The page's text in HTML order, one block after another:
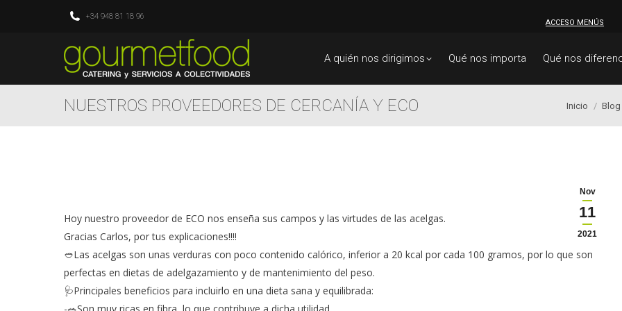
+34 948 81 18 96
ACCESO MENÚS
A quién nos dirigimos Qué nos importa Qué nos
NUESTROS PROVEEDORES DE CERCANÍA Y ECO Estás aquí:
Inicio
Nov
11
2021
Hoy nuestro proveedor de ECO nos enseña sus campos y las virtudes de las acelgas.
Gracias Carlos, por tus explicaciones!!!!
🥙Las acelgas son unas verduras con poco contenido calórico, inferior a 20 kcal por cada 100 gramos, por lo que son
perfectas en dietas de adelgazamiento y de mantenimiento del peso.
🩺Principales beneficios para incluirlo en una dieta sana y equilibrada: